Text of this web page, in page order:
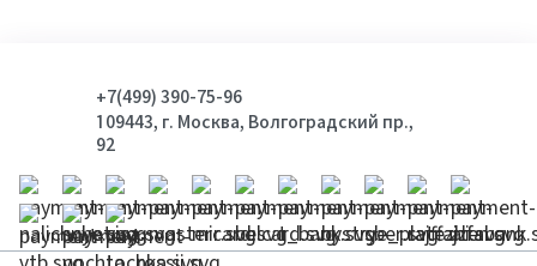
+7(499) 390-75-96
109443, г. Москва, Волгоградский пр.,
92